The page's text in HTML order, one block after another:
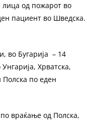
лица од пожарот во
пациент во Шведска.
во Бугарија – 14
Хрватска,
по еден
враќање од Полска,